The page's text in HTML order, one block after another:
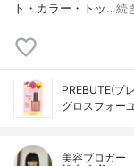
ト・カラー・トッ…続
PREBUTE(プ
グロスフォー
美容ブロガー